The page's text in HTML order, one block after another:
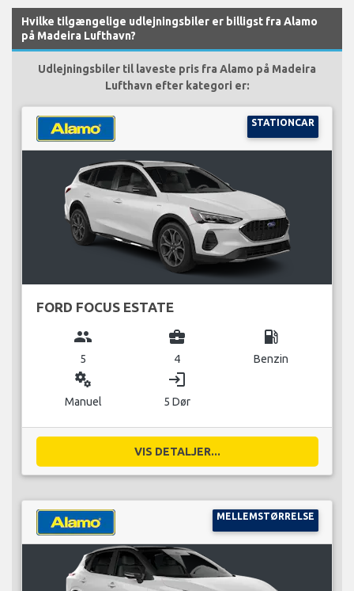
Hvilke tilgængelige udlejningsbiler er billigst fra Alamo
på Madeira Lufthavn?
Udlejningsbiler til laveste pris fra Alamo på Madeira
Lufthavn efter kategori er:
STATIONCAR
FORD FOCUS ESTATE
group
5
business_center
4
local_gas_station
Benzin
miscellaneous_services
Manuel
login
5 Dør
VIS DETALJER...
MELLEMSTØRRELSE